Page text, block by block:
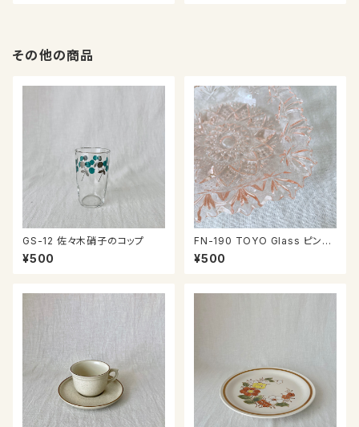
その他の商品
GS-12 佐々木硝子のコップ
¥500
FN-190 TOYO Glass ピンク
のお皿
¥500